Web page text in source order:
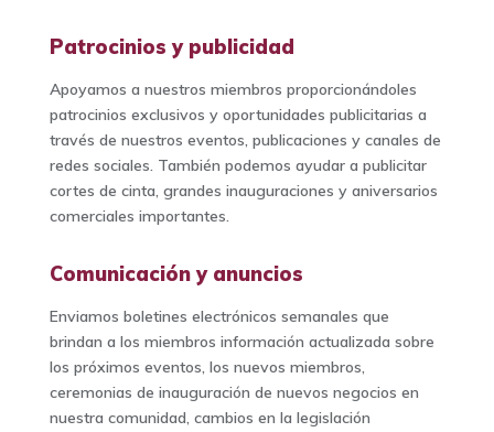
Patrocinios y publicidad
Apoyamos a nuestros miembros proporcionándoles
patrocinios exclusivos y oportunidades publicitarias a
través de nuestros eventos, publicaciones y canales de
redes sociales. También podemos ayudar a publicitar
cortes de cinta, grandes inauguraciones y aniversarios
comerciales importantes.
Comunicación y anuncios
Enviamos boletines electrónicos semanales que
brindan a los miembros información actualizada sobre
los próximos eventos, los nuevos miembros,
ceremonias de inauguración de nuevos negocios en
nuestra comunidad, cambios en la legislación